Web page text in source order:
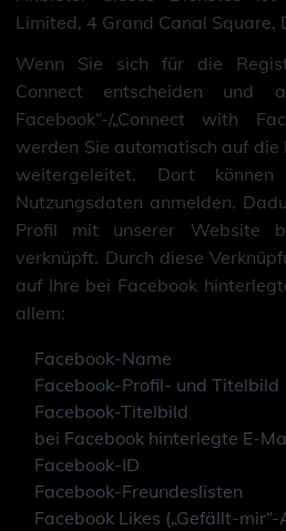
Limited, 4 Grand Canal Square,
Wenn Sie sich für die
Connect entscheiden und
Facebook“-/„Connect with
werden Sie automatisch auf
weitergeleitet. Dort
Nutzungsdaten anmelden.
Profil mit unserer Website
verknüpft. Durch diese
auf Ihre bei Facebook
allem:
Facebook-Name
Facebook-Profil- und Titelbild
Facebook-Titelbild
bei Facebook hinterlegte E-
Facebook-ID
Facebook-Freundeslisten
Facebook Likes („Gefällt-